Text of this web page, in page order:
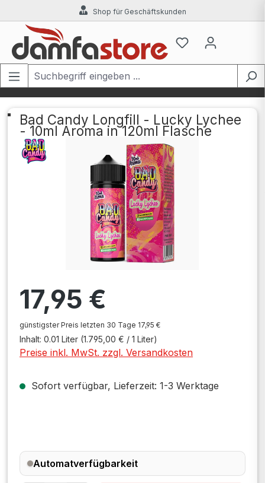
Zum Hauptinhalt springenShop für Geschäftskunden
Bad Candy Longfill - Lucky Lychee
- 10ml Aroma in 120ml Flasche
Bildergalerie überspringen
17,95 €
günstigster Preis letzten 30 Tage 17,95 €
Inhalt: 0.01 Liter (1.795,00 € / 1 Liter)
Preise inkl. MwSt. zzgl. Versandkosten
Sofort verfügbar, Lieferzeit: 1-3 Werktage
Automatverfügbarkeit